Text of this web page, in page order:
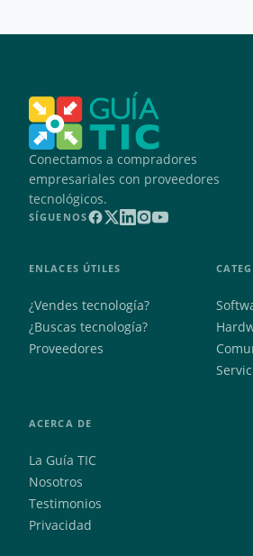
Conectamos a compradores
empresariales con proveedores
tecnológicos.
SÍGUENOS
ENLACES ÚTILES
¿Vendes tecnología?
¿Buscas tecnología?
Proveedores
ACERCA DE
La Guía TIC
Nosotros
Testimonios
Privacidad